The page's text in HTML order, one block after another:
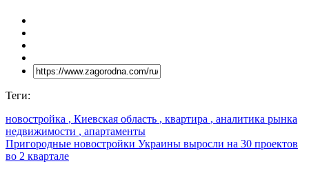
Теги:
новостройка , Киевская область , квартира , аналитика рынка
недвижимости , апартаменты
Пригородные новостройки Украины выросли на 30 проектов
во 2 квартале